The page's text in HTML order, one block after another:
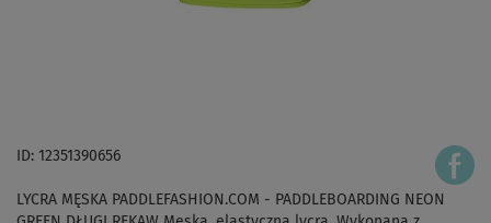
ID: 12351390656
LYCRA MĘSKA PADDLEFASHION.COM - PADDLEBOARDING NEON